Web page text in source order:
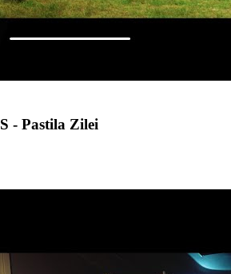
- Pastila Zilei